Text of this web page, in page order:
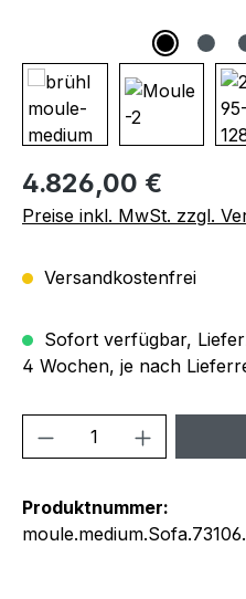
Regulärer Preis:
4.826,00 €
Preise inkl. MwSt. zzgl.
Versandkostenfrei
Sofort verfügbar,
4 Wochen, je nach
Produkt Anzahl:
Produktnummer: